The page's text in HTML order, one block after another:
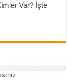
Var? İşte